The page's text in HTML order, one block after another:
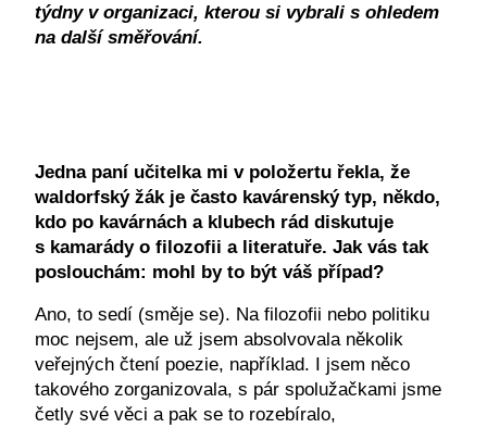
týdny v organizaci, kterou si vybrali s ohledem
na další směřování.
Jedna paní učitelka mi v položertu řekla, že
waldorfský žák je často kavárenský typ, někdo,
kdo po kavárnách a klubech rád diskutuje
s kamarády o filozofii a literatuře. Jak vás tak
poslouchám: mohl by to být váš případ?
Ano, to sedí (směje se). Na filozofii nebo politiku
moc nejsem, ale už jsem absolvovala několik
veřejných čtení poezie, například. I jsem něco
takového zorganizovala, s pár spolužačkami jsme
četly své věci a pak se to rozebíralo,